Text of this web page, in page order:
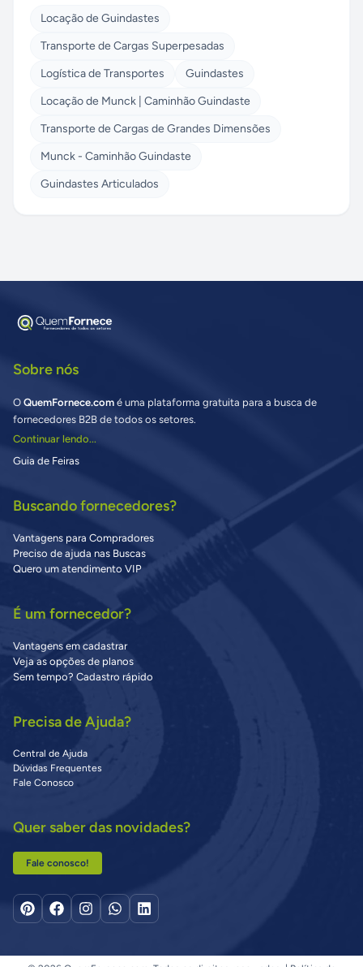
Locação de Guindastes
Transporte de Cargas Superpesadas
Logística de Transportes
Guindastes
Locação de Munck | Caminhão Guindaste
Transporte de Cargas de Grandes Dimensões
Munck - Caminhão Guindaste
Guindastes Articulados
Sobre nós
O QuemFornece.com é uma plataforma gratuita para a busca de
fornecedores B2B de todos os setores.
Continuar lendo...
Guia de Feiras
Buscando fornecedores?
Vantagens para Compradores
Preciso de ajuda nas Buscas
Quero um atendimento VIP
É um fornecedor?
Vantagens em cadastrar
Veja as opções de planos
Sem tempo? Cadastro rápido
Precisa de Ajuda?
Central de Ajuda
Dúvidas Frequentes
Fale Conosco
Quer saber das novidades?
Fale conosco!